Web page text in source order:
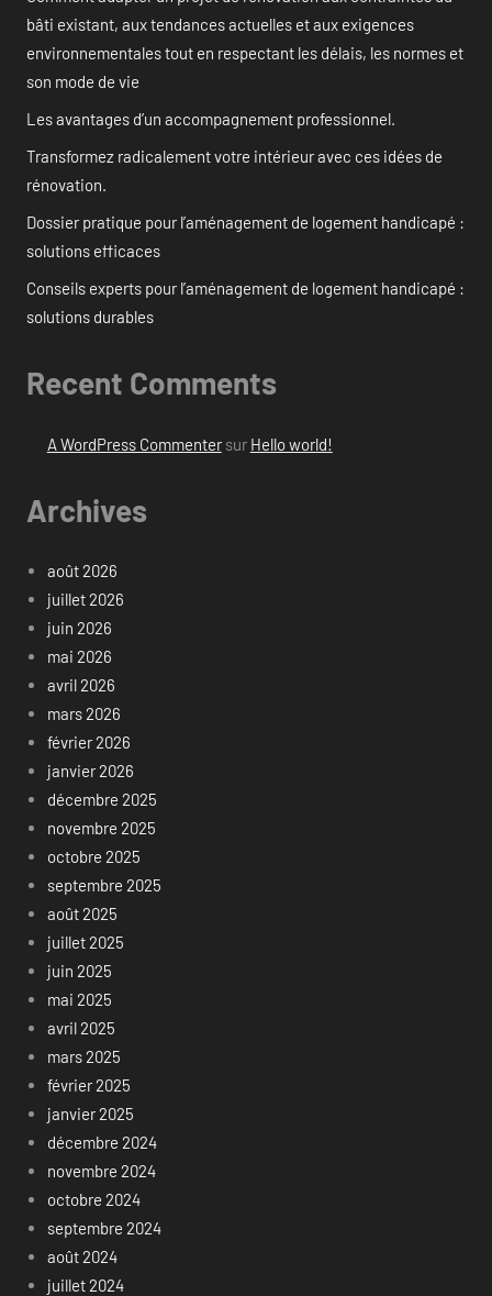
bâti existant, aux tendances actuelles et aux exigences
environnementales tout en respectant les délais, les normes et
son mode de vie
Les avantages d’un accompagnement professionnel.
Transformez radicalement votre intérieur avec ces idées de
rénovation.
Dossier pratique pour l’aménagement de logement handicapé :
solutions efficaces
Conseils experts pour l’aménagement de logement handicapé :
solutions durables
Recent Comments
A WordPress Commentersur Hello world!
Archives
août 2026
juillet 2026
juin 2026
mai 2026
avril 2026
mars 2026
février 2026
janvier 2026
décembre 2025
novembre 2025
octobre 2025
septembre 2025
août 2025
juillet 2025
juin 2025
mai 2025
avril 2025
mars 2025
février 2025
janvier 2025
décembre 2024
novembre 2024
octobre 2024
septembre 2024
août 2024
juillet 2024